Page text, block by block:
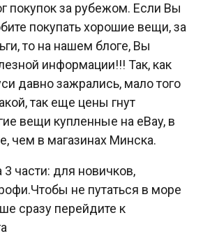
покупок за рубежом. Если Вы
покупать хорошие вещи, за
то на нашем блоге, Вы
информации!!! Так, как
давно зажрались, мало того
так еще цены гнут
вещи купленные на eBay, в
чем в магазинах Минска.
3 части: для новичков,
не путаться в море
сразу перейдите к